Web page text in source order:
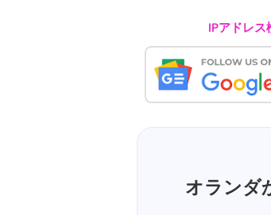
IPアドレス
オランダ